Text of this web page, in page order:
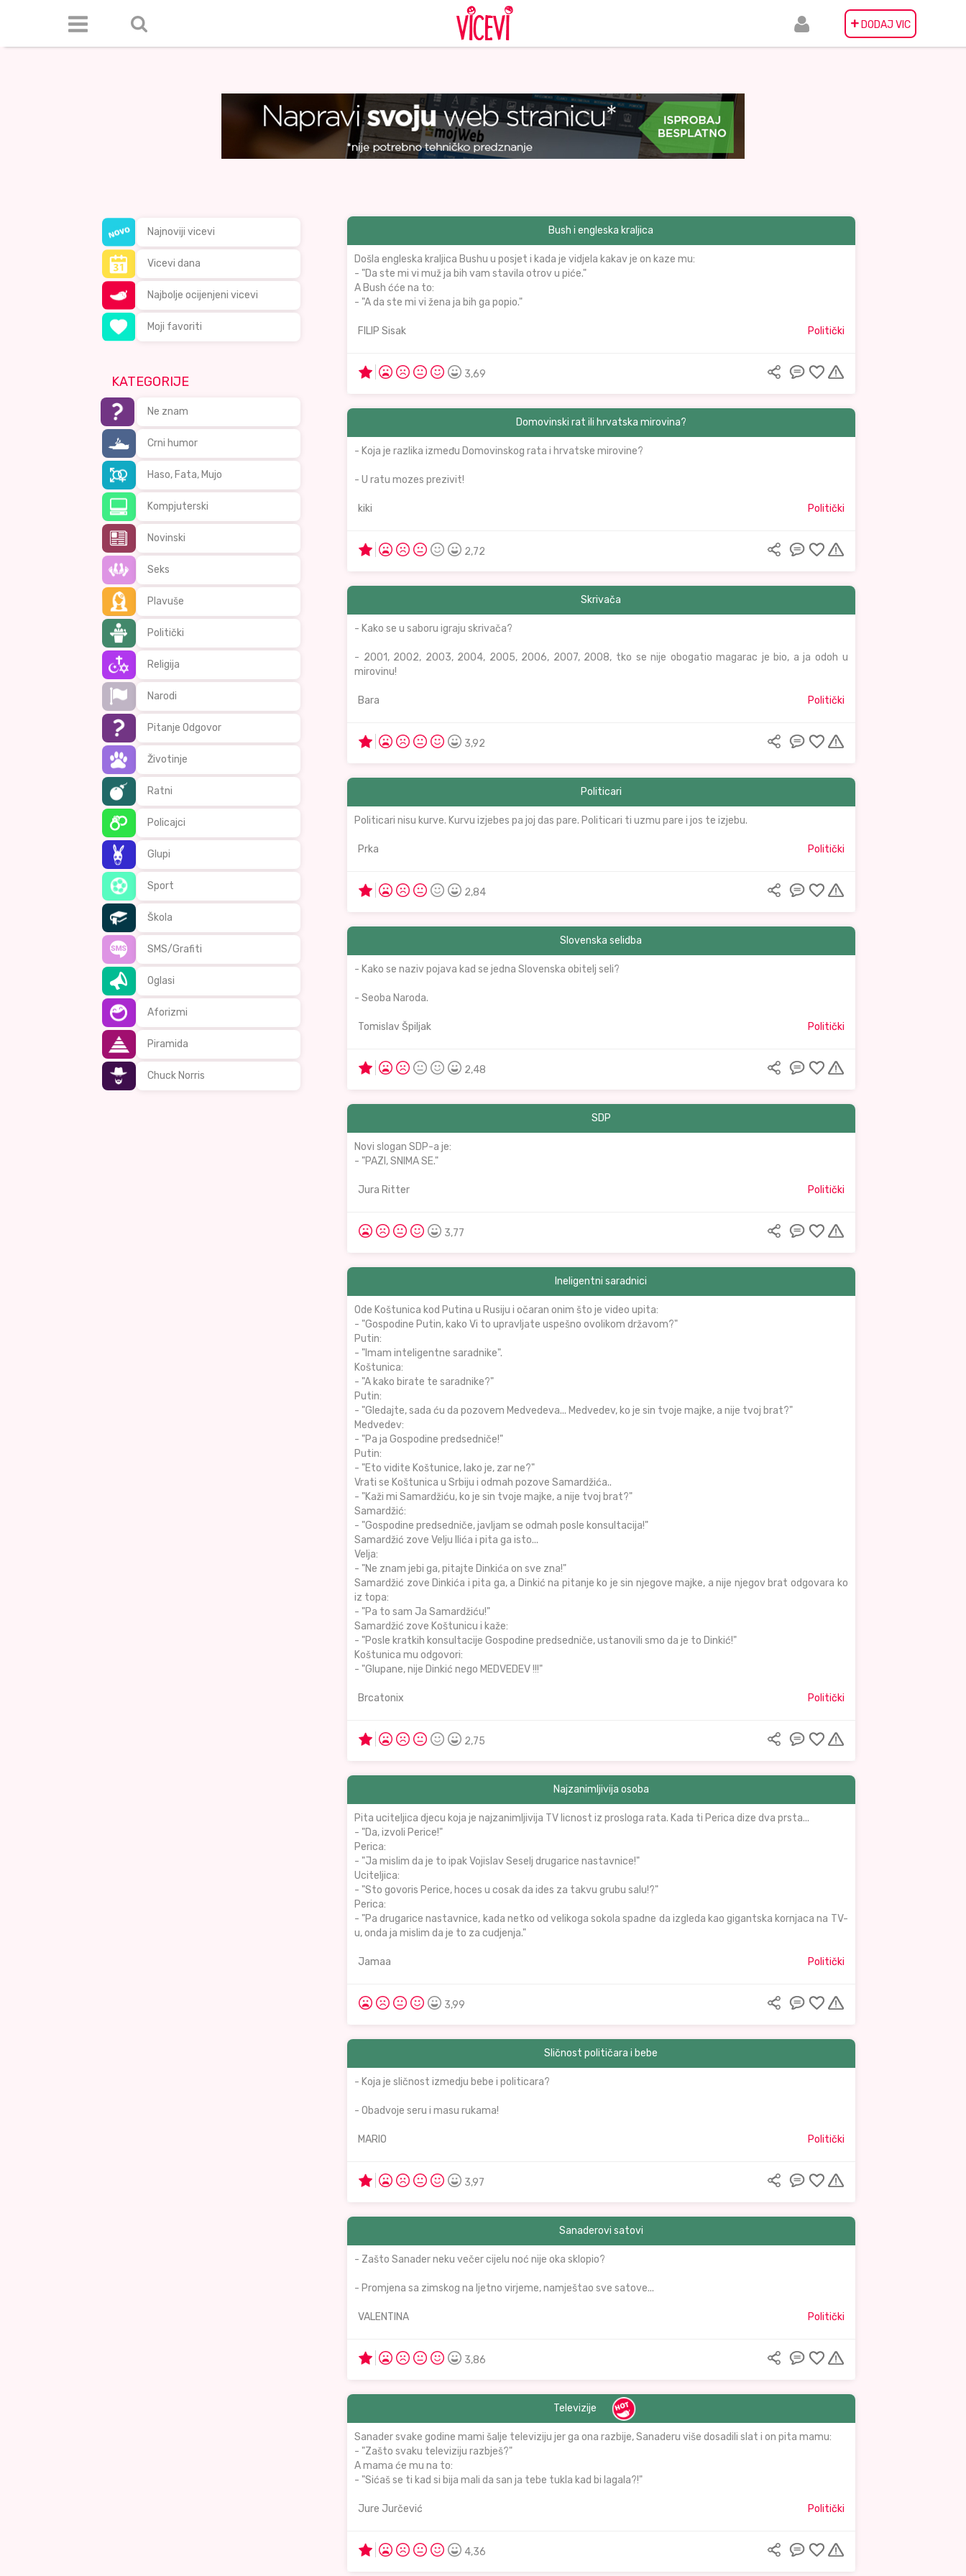
+ DODAJ VIC
Najnoviji vicevi
Vicevi dana
Najbolje ocijenjeni vicevi
Moji favoriti
KATEGORIJE
Ne znam
Crni humor
Haso, Fata, Mujo
Kompjuterski
Novinski
Seks
Plavuše
Politički
Religija
Narodi
Pitanje Odgovor
Životinje
Ratni
Policajci
Glupi
Sport
Škola
SMS/Grafiti
Oglasi
Aforizmi
Piramida
Chuck Norris
Bush i engleska kraljica
Došla engleska kraljica Bushu u posjet i kada je vidjela kakav je on kaze mu:
- "Da ste mi vi muž ja bih vam stavila otrov u piće."
A Bush ćće na to:
- "A da ste mi vi žena ja bih ga popio."
FILIP Sisak Politički
3,69
Domovinski rat ili hrvatska mirovina?
- Koja je razlika između Domovinskog rata i hrvatske mirovine?
- U ratu mozes prezivit!
kiki Politički
2,72
Skrivača
- Kako se u saboru igraju skrivača?
- 2001, 2002, 2003, 2004, 2005, 2006, 2007, 2008, tko se nije obogatio magarac je bio, a ja odoh u
mirovinu!
Bara Politički
3,92
Politicari
Politicari nisu kurve. Kurvu izjebes pa joj das pare. Politicari ti uzmu pare i jos te izjebu.
Prka Politički
2,84
Slovenska selidba
- Kako se naziv pojava kad se jedna Slovenska obitelj seli?
- Seoba Naroda.
Tomislav Špiljak Politički
2,48
SDP
Novi slogan SDP-a je:
- "PAZI, SNIMA SE."
Jura Ritter Politički
3,77
Ineligentni saradnici
Ode Koštunica kod Putina u Rusiju i očaran onim što je video upita:
- "Gospodine Putin, kako Vi to upravljate uspešno ovolikom državom?"
Putin:
- "Imam inteligentne saradnike".
Koštunica:
- "A kako birate te saradnike?"
Putin:
- "Gledajte, sada ću da pozovem Medvedeva... Medvedev, ko je sin tvoje majke, a nije tvoj brat?"
Medvedev:
- "Pa ja Gospodine predsedniče!"
Putin:
- "Eto vidite Koštunice, lako je, zar ne?"
Vrati se Koštunica u Srbiju i odmah pozove Samardžića..
- "Kaži mi Samardžiću, ko je sin tvoje majke, a nije tvoj brat?"
Samardžić:
- "Gospodine predsedniče, javljam se odmah posle konsultacija!"
Samardžić zove Velju Ilića i pita ga isto...
Velja:
- "Ne znam jebi ga, pitajte Dinkića on sve zna!"
Samardžić zove Dinkića i pita ga, a Dinkić na pitanje ko je sin njegove majke, a nije njegov brat odgovara ko
iz topa:
- "Pa to sam Ja Samardžiću!"
Samardžić zove Koštunicu i kaže:
- "Posle kratkih konsultacije Gospodine predsedniče, ustanovili smo da je to Dinkić!"
Koštunica mu odgovori:
- "Glupane, nije Dinkić nego MEDVEDEV !!!"
Brcatonix Politički
2,75
Najzanimljivija osoba
Pita uciteljica djecu koja je najzanimljivija TV licnost iz prosloga rata. Kada ti Perica dize dva prsta...
- "Da, izvoli Perice!"
Perica:
- "Ja mislim da je to ipak Vojislav Seselj drugarice nastavnice!"
Uciteljica:
- "Sto govoris Perice, hoces u cosak da ides za takvu grubu salu!?"
Perica:
- "Pa drugarice nastavnice, kada netko od velikoga sokola spadne da izgleda kao gigantska kornjaca na TV-
u, onda ja mislim da je to za cudjenja."
Jamaa Politički
3,99
Sličnost političara i bebe
- Koja je sličnost izmedju bebe i politicara?
- Obadvoje seru i masu rukama!
MARIO Politički
3,97
Sanaderovi satovi
- Zašto Sanader neku večer cijelu noć nije oka sklopio?
- Promjena sa zimskog na ljetno virjeme, namještao sve satove...
VALENTINA Politički
3,86
Televizije
Sanader svake godine mami šalje televiziju jer ga ona razbije, Sanaderu više dosadili slat i on pita mamu:
- "Zašto svaku televiziju razbješ?"
A mama će mu na to:
- "Sićaš se ti kad si bija mali da san ja tebe tukla kad bi lagala?!"
Jure Jurčević Politički
4,36